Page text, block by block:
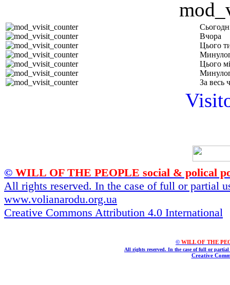
Вчора
Цього
Цього
За весь
© WILL OF THE PEOPLE social & polical
All rights reserved. In the case of full or partial
www.volianarodu.org.ua
Creative Commons Attribution 4.0 International
© WILL OF THE
All rights reserved. In the case of full or
Creative